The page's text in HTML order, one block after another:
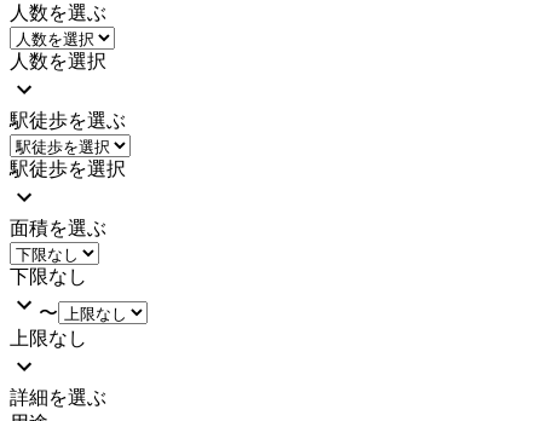
人数を選ぶ
人数を選択
駅徒歩を選ぶ
駅徒歩を選択
面積を選ぶ
下限なし
〜
上限なし
詳細を選ぶ